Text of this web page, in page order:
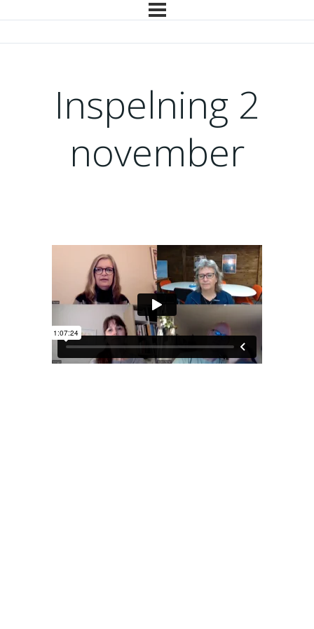
Inspelning 2
november